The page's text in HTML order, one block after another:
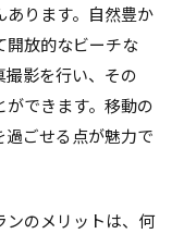
ります。自然豊か
開放的なビーチな
撮影を行い、その
できます。移動の
ごせる点が魅力で
ンのメリットは、何